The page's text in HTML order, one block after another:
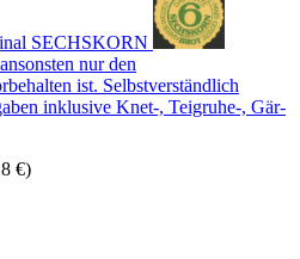
SECHSKORN
nur den
ist. Selbstverständlich
inklusive Knet-, Teigruhe-, Gär-
€)